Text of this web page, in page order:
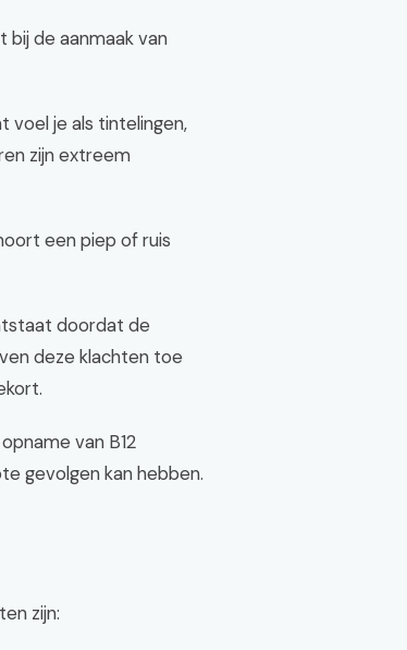
bij de aanmaak van
voel je als tintelingen,
zijn extreem
een piep of ruis
doordat de
deze klachten toe
van B12
gevolgen kan hebben.
zijn: